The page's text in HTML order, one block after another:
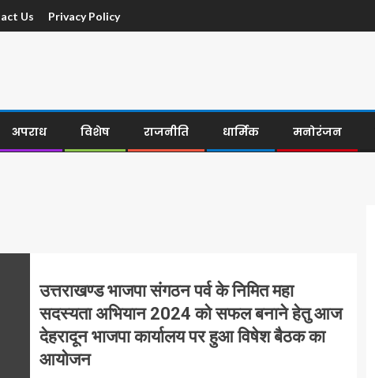
Us Privacy Policy
अपराध विशेष राजनीति धार्मिक मनोरंजन
उत्तराखण्ड भाजपा संगठन पर्व के निमित महा
सदस्यता अभियान 2024 को सफल बनाने हेतु आज
देहरादून भाजपा कार्यालय पर हुआ विषेश बैठक का
आयोजन